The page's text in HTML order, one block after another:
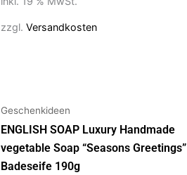
zzgl. Versandkosten
Geschenkideen
ENGLISH SOAP Luxury Handmade
vegetable Soap “Seasons Greetings”
Badeseife 190g